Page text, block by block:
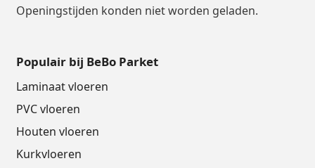
Openingstijden konden niet worden geladen.
Populair bij BeBo Parket
Laminaat vloeren
PVC vloeren
Houten vloeren
Kurkvloeren